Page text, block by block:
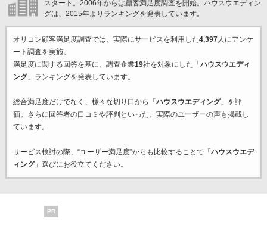
スタート。2006年からは顧客満足度調査を開始。ハウスウエディン
グは、2015年よりランキングを発表しています。
オリコン顧客満足度調査では、実際にサービスを利用した4,397人にアンケ
ート調査を実施。
満足度に関する回答を基に、調査企業19社を対象にした「 ハウスウエディ
ング」ランキングを発表しています。
総合満足度だけでなく、様々な切り口から「 ハウスウエディング」を評
価。さらに回答者の口コミや評判といった、実際のユーザーの声も掲載し
ています。
サービス検討の際、“ユーザー満足度”からも比較することで「 ハウスウエデ
ィング」選びにお役立てください。
PR